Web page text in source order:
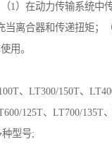
1）在动力传输系统中
当离合器和传递扭矩；
用。
、LT300/150T、
125T、LT700/135T
种型号;